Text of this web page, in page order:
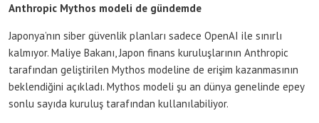
Anthropic Mythos modeli de gündemde
Japonya’nın siber güvenlik planları sadece OpenAI ile sınırlı
kalmıyor. Maliye Bakanı, Japon finans kuruluşlarının Anthropic
tarafından geliştirilen Mythos modeline de erişim kazanmasının
beklendiğini açıkladı. Mythos modeli şu an dünya genelinde epey
sonlu sayıda kuruluş tarafından kullanılabiliyor.